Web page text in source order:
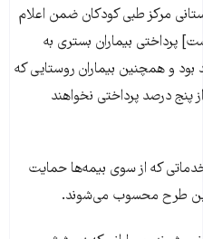
مرکز طبی کودکان ضمن اعلام
پرداختی بیماران بستری به
بود و همچنین بیماران روستایی که
پنج درصد پرداختی نخواهند
که از سوی بیمه‌ها حمایت
این طرح محسوب می‌شوند.